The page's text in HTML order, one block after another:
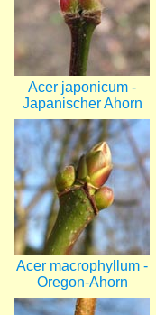
Acer japonicum -
Japanischer Ahorn
Bild
Acer macrophyllum -
Oregon-Ahorn
Bild